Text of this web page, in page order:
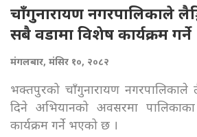
चाँगुनारायण नगरपालिकाले
सबै वडामा विशेष कार्यक्रम गर्ने
मंगलबार, मंसिर १०, २०८२
भक्तपुरको चाँगुनारायण नगरपालिकाले
दिने अभियानको अवसरमा
कार्यक्रम गर्ने भएको छ ।